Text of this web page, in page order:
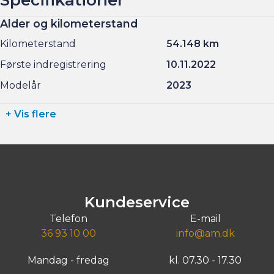
Alder og kilometerstand
Kilometerstand
54.148 km
Første indregistrering
10.11.2022
Modelår
2023
+ Vis flere
Kundeservice
Telefon
36 93 10 00
E-mail
info@am.dk
Mandag - fredag kl. 07.30 - 17.30